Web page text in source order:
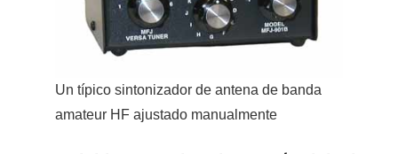
MUMLA APP ( MUY FÁCIL )
Un típico sintonizador de antena de banda
amateur HF ajustado manualmente